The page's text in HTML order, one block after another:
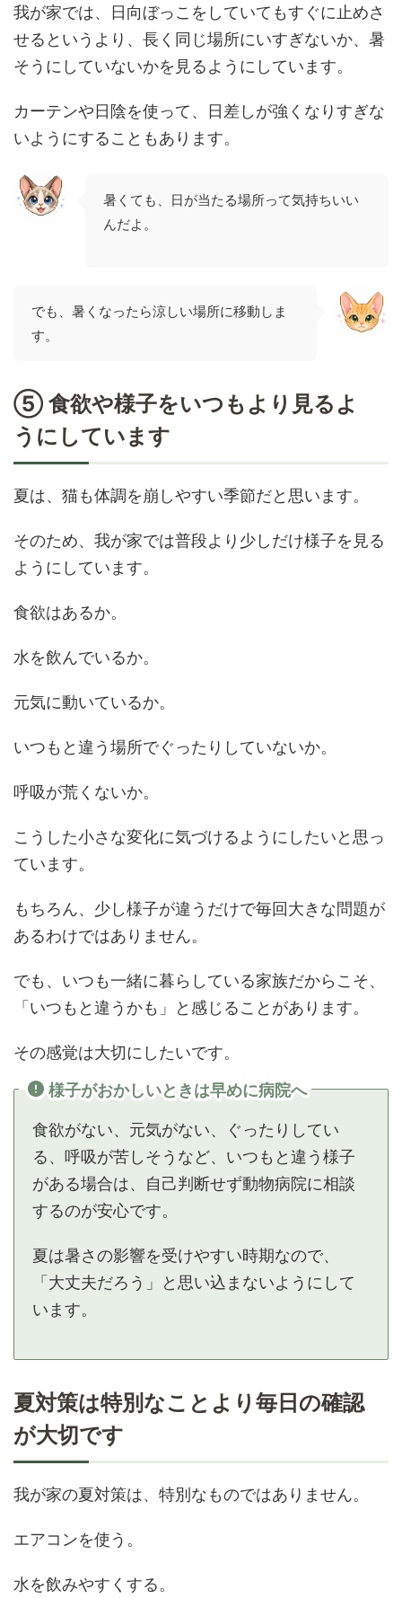
我が家では、日向ぼっこをしていてもすぐに止めさ
せるというより、長く同じ場所にいすぎないか、暑
そうにしていないかを見るようにしています。
カーテンや日陰を使って、日差しが強くなりすぎな
いようにすることもあります。
暑くても、日が当たる場所って気持ちいい
んだよ。
でも、暑くなったら涼しい場所に移動しま
す。
⑤ 食欲や様子をいつもより見るよ
うにしています
夏は、猫も体調を崩しやすい季節だと思います。
そのため、我が家では普段より少しだけ様子を見る
ようにしています。
食欲はあるか。
水を飲んでいるか。
元気に動いているか。
いつもと違う場所でぐったりしていないか。
呼吸が荒くないか。
こうした小さな変化に気づけるようにしたいと思っ
ています。
もちろん、少し様子が違うだけで毎回大きな問題が
あるわけではありません。
でも、いつも一緒に暮らしている家族だからこそ、
「いつもと違うかも」と感じることがあります。
その感覚は大切にしたいです。
様子がおかしいときは早めに病院へ
食欲がない、元気がない、ぐったりしてい
る、呼吸が苦しそうなど、いつもと違う様子
がある場合は、自己判断せず動物病院に相談
するのが安心です。
夏は暑さの影響を受けやすい時期なので、
「大丈夫だろう」と思い込まないようにして
います。
夏対策は特別なことより毎日の確認
が大切です
我が家の夏対策は、特別なものではありません。
エアコンを使う。
水を飲みやすくする。